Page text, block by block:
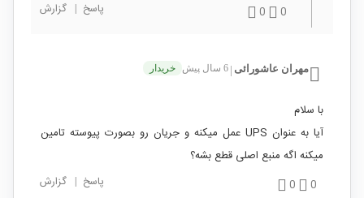
0
0 پاسخ | گزارش
مهران عاشورائی 6 سال پیش خریدار
با سلام
آیا به عنوان UPS عمل میکنه و جریان رو بصورت پیوسته تامین
میکنه اگه منبع اصلی قطع بشه؟
0
0 پاسخ | گزارش